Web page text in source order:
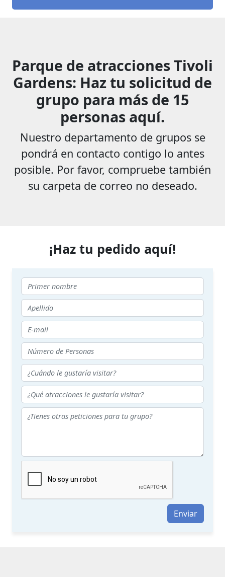
Parque de atracciones Tivoli
Gardens: Haz tu solicitud de
grupo para más de 15
personas aquí.
Nuestro departamento de grupos se
pondrá en contacto contigo lo antes
posible. Por favor, compruebe también
su carpeta de correo no deseado.
¡Haz tu pedido aquí!
Enviar